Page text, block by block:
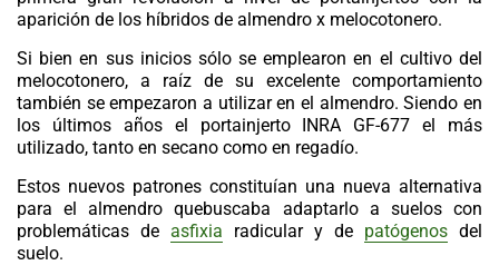
aparición de los híbridos de almendro x melocotonero.
Si bien en sus inicios sólo se emplearon en el cultivo del
melocotonero, a raíz de su excelente comportamiento
también se empezaron a utilizar en el almendro. Siendo en
los últimos años el portainjerto INRA GF-677 el más
utilizado, tanto en secano como en regadío.
Estos nuevos patrones constituían una nueva alternativa
para elalmendro quebuscaba adaptarlo a suelos con
problemáticas de asfixia radicular y de patógenos del
suelo.